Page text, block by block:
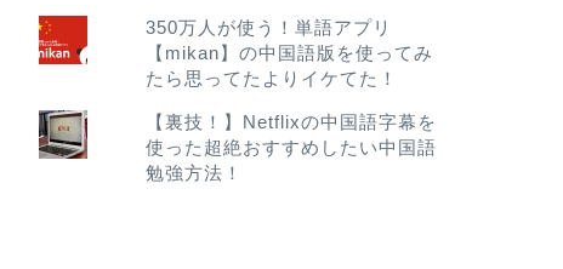
350万人が使う！単語アプリ
【mikan】の中国語版を使ってみ
たら思ってたよりイケてた！
【裏技！】Netflixの中国語字幕を
使った超絶おすすめしたい中国語
勉強方法！